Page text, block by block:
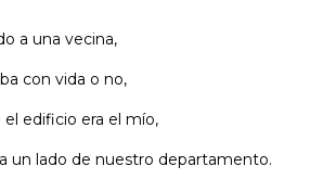
a una vecina,
con vida o no,
edificio era el mío,
a un lado de nuestro departamento.